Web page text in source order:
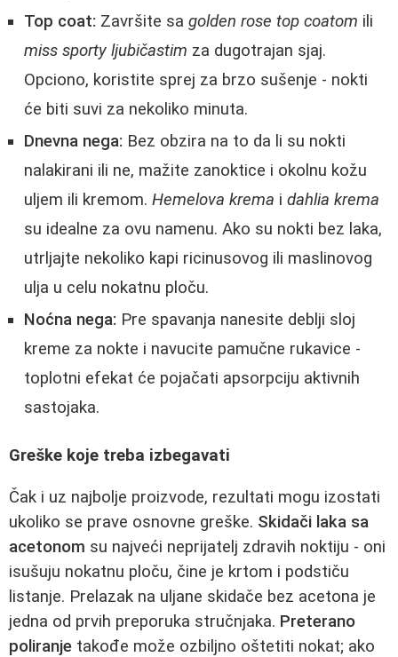
Top coat: Završite sa golden rose top coatom ili
miss sporty ljubičastim za dugotrajan sjaj.
Opciono, koristite sprej za brzo sušenje - nokti
će biti suvi za nekoliko minuta.
Dnevna nega: Bez obzira na to da li su nokti
nalakirani ili ne, mažite zanoktice i okolnu kožu
uljem ili kremom. Hemelova krema i dahlia krema
su idealne za ovu namenu. Ako su nokti bez laka,
utrljajte nekoliko kapi ricinusovog ili maslinovog
ulja u celu nokatnu ploču.
Noćna nega: Pre spavanja nanesite deblji sloj
kreme za nokte i navucite pamučne rukavice -
toplotni efekat će pojačati apsorpciju aktivnih
sastojaka.
Greške koje treba izbegavati
Čak i uz najbolje proizvode, rezultati mogu izostati
ukoliko se prave osnovne greške. Skidači laka sa
acetonom su najveći neprijatelj zdravih noktiju - oni
isušuju nokatnu ploču, čine je krtom i podstiču
listanje. Prelazak na uljane skidače bez acetona je
jedna od prvih preporuka stručnjaka. Preterano
poliranje takođe može ozbiljno oštetiti nokat; ako